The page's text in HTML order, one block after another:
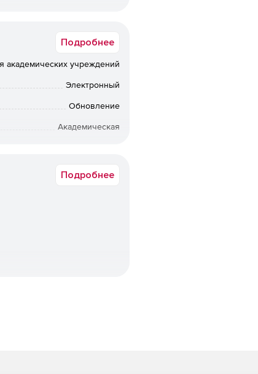
обслуживание.
Подробнее
академических учреждений
Электронный
Обновление
Академическая
Подробнее